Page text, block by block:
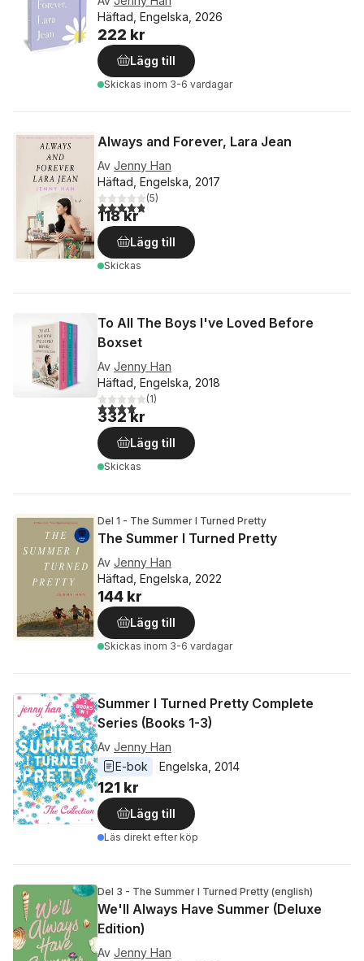
Häftad, Engelska, 2026
222 kr
Lägg till
Skickas inom 3-6 vardagar
Always and Forever, Lara Jean
Av Jenny Han
Häftad, Engelska, 2017
4,8utav 5 stjärnor. Totalt antal röster:
(5)
118 kr
Lägg till
Skickas
To All The Boys I've Loved Before
Boxset
Av Jenny Han
Häftad, Engelska, 2018
4,0utav 5 stjärnor. Totalt antal röster:
(1)
332 kr
Lägg till
Skickas
Del 1 - The Summer I Turned Pretty
The Summer I Turned Pretty
Av Jenny Han
Häftad, Engelska, 2022
144 kr
Lägg till
Skickas inom 3-6 vardagar
Summer I Turned Pretty Complete
Series (Books 1-3)
Av Jenny Han
E-bok
Engelska, 2014
121 kr
Lägg till
Läs direkt efter köp
Del 3 - The Summer I Turned Pretty (english)
We'll Always Have Summer (Deluxe
Edition)
Av Jenny Han